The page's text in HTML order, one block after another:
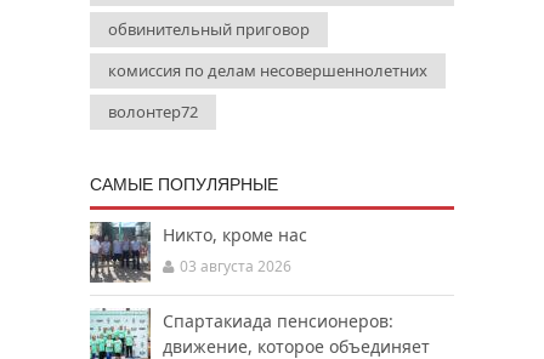
обвинительный приговор
комиссия по делам несовершеннолетних
волонтер72
САМЫЕ ПОПУЛЯРНЫЕ
Никто, кроме нас
03 августа 2026
Спартакиада пенсионеров:
движение, которое объединяет